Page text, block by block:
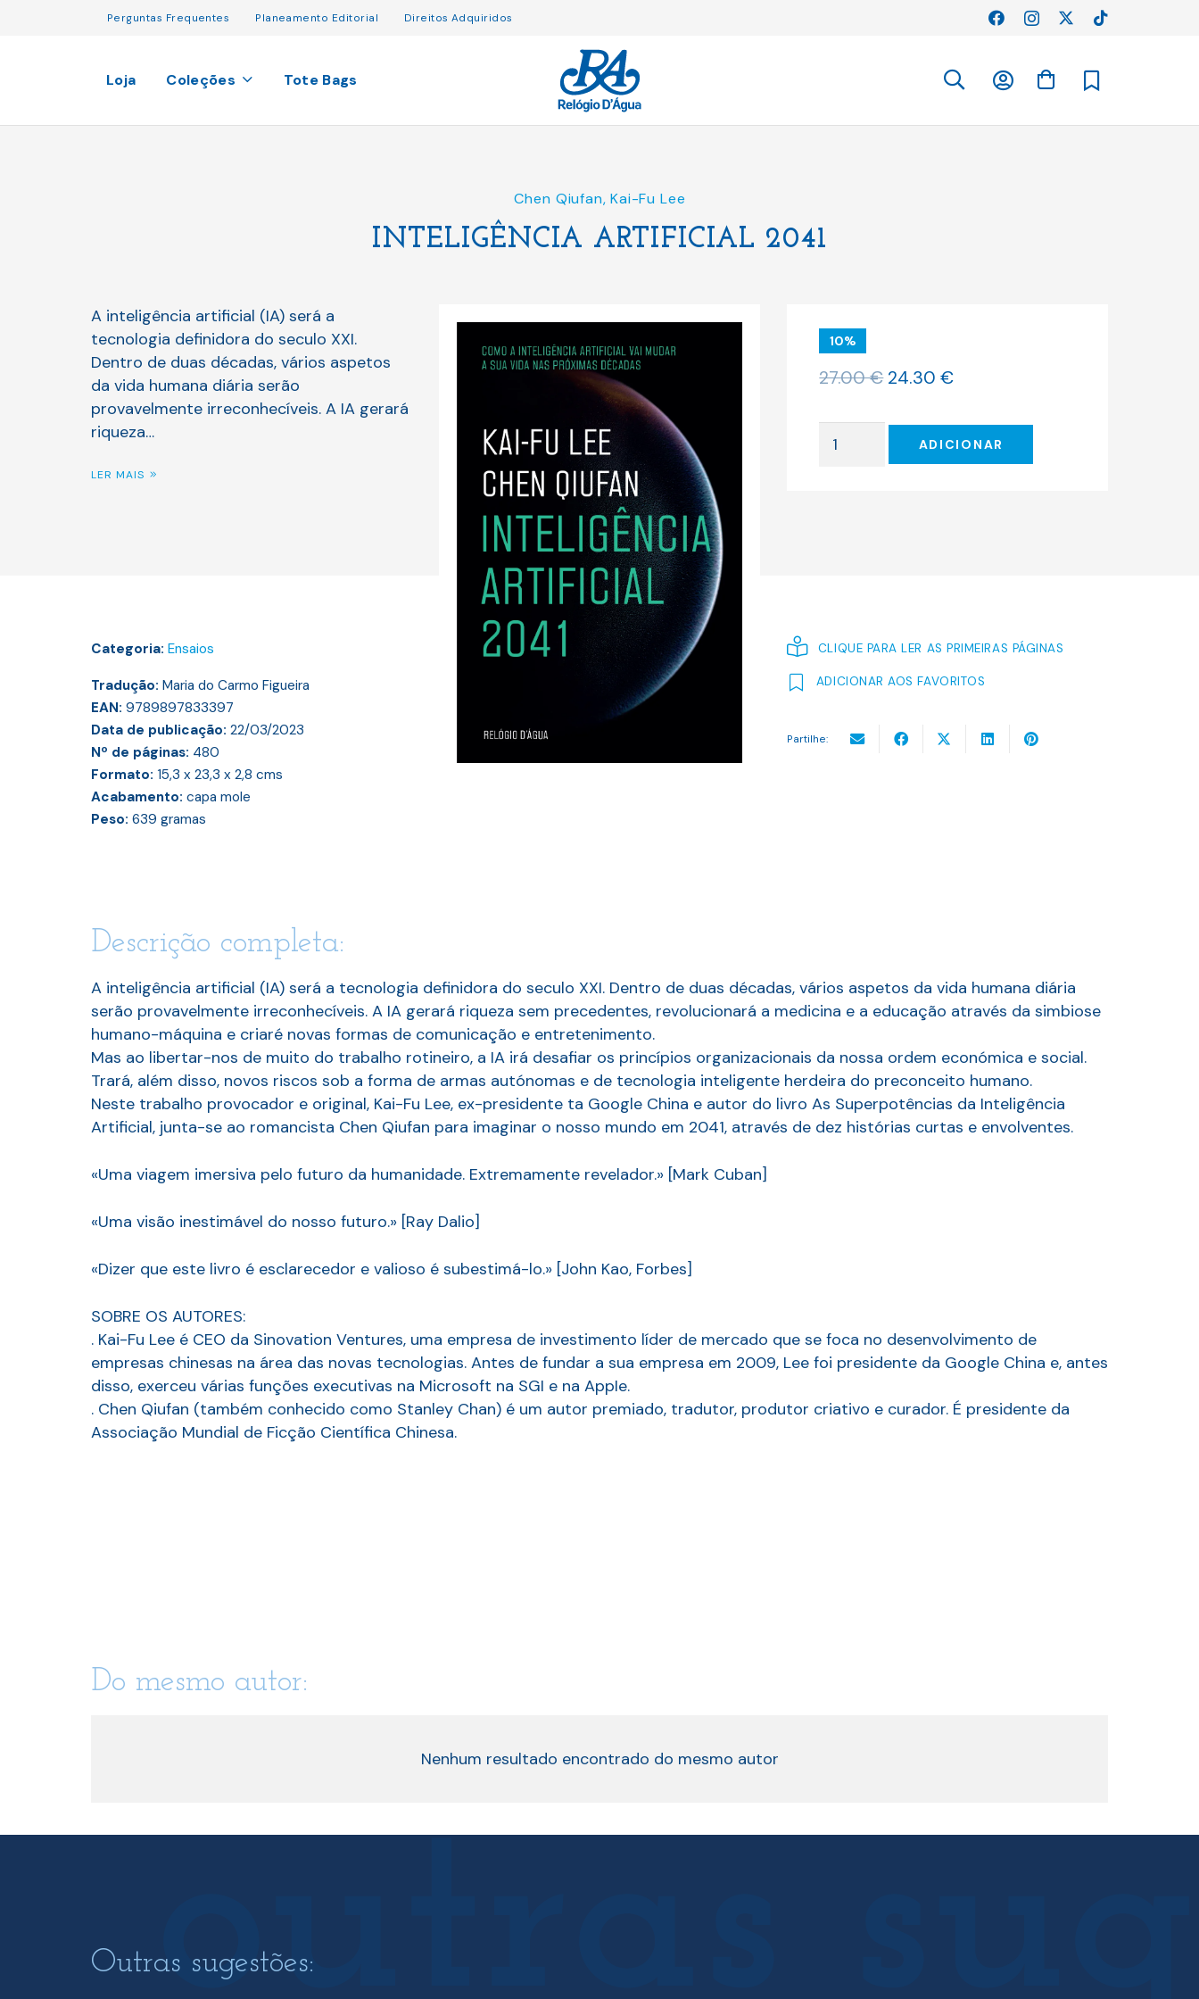
Perguntas Frequentes Planeamento Editorial Direitos Adquiridos
Loja Coleções Tote Bags
Chen Qiufan,Kai-Fu Lee
INTELIGÊNCIA ARTIFICIAL 2041
A inteligência artificial (IA) será a
tecnologia definidora do seculo XXI.
Dentro de duas décadas, vários aspetos
da vida humana diária serão
provavelmente irreconhecíveis. A IA gerará
riqueza…
LER MAIS
10%
27.00€ O
era:
27.00 €.
24.30€O
é:
24.30 €.
de
ADICIONAR
Categoria: Ensaios
Tradução: Maria do Carmo Figueira
EAN: 9789897833397
Data de publicação: 22/03/2023
Nº de páginas: 480
Formato: 15,3 x 23,3 x 2,8 cms
Acabamento: capa mole
Peso: 639 gramas
CLIQUE PARA LER AS PRIMEIRAS PÁGINAS
ADICIONAR AOS FAVORITOS
Partilhe:
Descrição completa:
A inteligência artificial (IA) será a tecnologia definidora do seculo XXI. Dentro de duas décadas, vários aspetos da vida humana diária
serão provavelmente irreconhecíveis. A IA gerará riqueza sem precedentes, revolucionará a medicina e a educação através da simbiose
humano-máquina e criaré novas formas de comunicação e entretenimento.
Mas ao libertar-nos de muito do trabalho rotineiro, a IA irá desafiar os princípios organizacionais da nossa ordem económica e social.
Trará, além disso, novos riscos sob a forma de armas autónomas e de tecnologia inteligente herdeira do preconceito humano.
Neste trabalho provocador e original, Kai-Fu Lee, ex-presidente ta Google China e autor do livro As Superpotências da Inteligência
Artificial, junta-se ao romancista Chen Qiufan para imaginar o nosso mundo em 2041, através de dez histórias curtas e envolventes.
«Uma viagem imersiva pelo futuro da humanidade. Extremamente revelador.» [Mark Cuban]
«Uma visão inestimável do nosso futuro.» [Ray Dalio]
«Dizer que este livro é esclarecedor e valioso é subestimá-lo.» [John Kao, Forbes]
SOBRE OS AUTORES:
. Kai-Fu Lee é CEO da Sinovation Ventures, uma empresa de investimento líder de mercado que se foca no desenvolvimento de
empresas chinesas na área das novas tecnologias. Antes de fundar a sua empresa em 2009, Lee foi presidente da Google China e, antes
disso, exerceu várias funções executivas na Microsoft na SGI e na AppIe.
. Chen Qiufan (também conhecido como Stanley Chan) é um autor premiado, tradutor, produtor criativo e curador. É presidente da
Associação Mundial de Ficção Científica Chinesa.
Do mesmo autor:
Nenhum resultado encontrado do mesmo autor
Outras sugestões: